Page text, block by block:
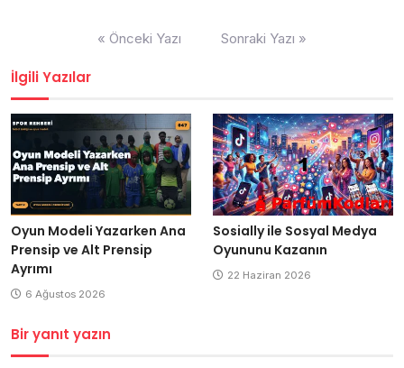
« Önceki Yazı Sonraki Yazı »
İlgili Yazılar
Oyun Modeli Yazarken Ana
Prensip ve Alt Prensip
Ayrımı
6 Ağustos 2026
Sosially ile Sosyal Medya
Oyununu Kazanın
22 Haziran 2026
Bir yanıt yazın